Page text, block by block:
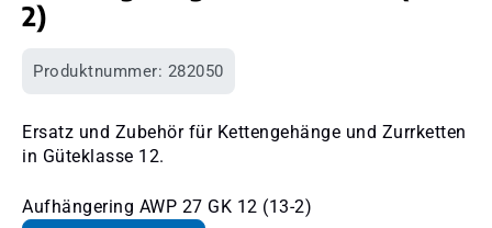
2)
Produktnummer: 282050
Ersatz und Zubehör für Kettengehänge und Zurrketten
in Güteklasse 12.
Aufhängering AWP 27 GK 12 (13-2)